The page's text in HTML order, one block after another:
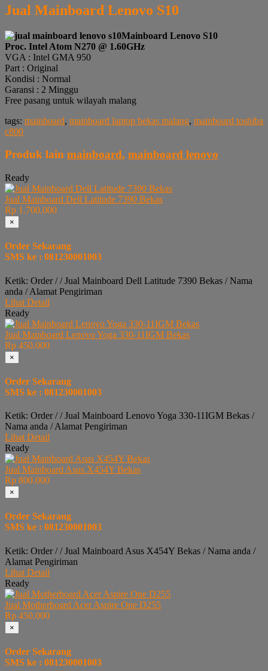
Jual Mainboard Lenovo S10
Mainboard Lenovo S10
Proc. Intel Atom N270 @ 1.60GHz
VGA : Intel GMA 950
Part : Original
Kondisi : Normal
Garansi : 2 Minggu
Free pasang untuk wilayah malang
tags: mainboard, mainboard laptop bekas malang, mainboard toshiba
c800
Produk lain mainboard, mainboard lenovo
Ready
Jual Mainboard Dell Latitude 7390 Bekas
Rp 1.700.000
×
Order Sekarang
SMS ke : 081230001003
Ketik: Order / / Jual Mainboard Dell Latitude 7390 Bekas / Nama
anda / Alamat Pengiriman
Lihat Detail
Ready
Jual Mainboard Lenovo Yoga 330-11IGM Bekas
Rp 450.000
×
Order Sekarang
SMS ke : 081230001003
Ketik: Order / / Jual Mainboard Lenovo Yoga 330-11IGM Bekas /
Nama anda / Alamat Pengiriman
Lihat Detail
Ready
Jual Mainboard Asus X454Y Bekas
Rp 800.000
×
Order Sekarang
SMS ke : 081230001003
Ketik: Order / / Jual Mainboard Asus X454Y Bekas / Nama anda /
Alamat Pengiriman
Lihat Detail
Ready
Jual Motherboard Acer Aspire One D255
Rp 450.000
×
Order Sekarang
SMS ke : 081230001003